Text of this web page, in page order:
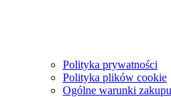
Polityka prywatności
Polityka plików cookie
Ogólne warunki zakupu